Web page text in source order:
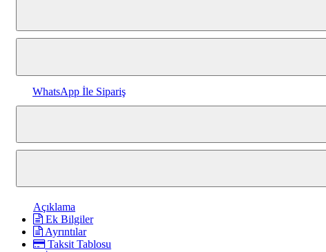
WhatsApp İle Sipariş
Açıklama
Ek Bilgiler
Ayrıntılar
Taksit Tablosu